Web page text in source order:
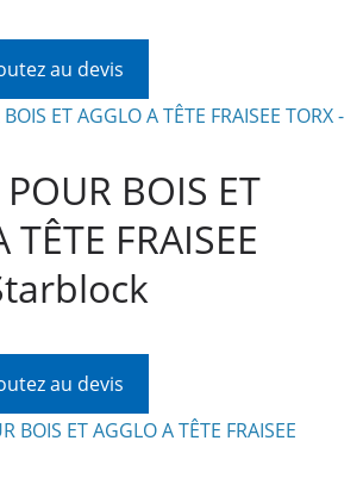
au devis
BOIS ET
FRAISEE
au devis